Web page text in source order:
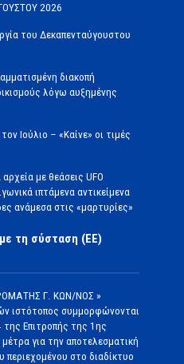
2026
του Δεκαπενταύγουστου
διακοπή
λόγω αυξημένης
Ιούλιο – «Καίνε» οι τιμές
με θεάσεις UFO
ιπτάμενα αντικείμενα
ανάμεσα στις «μαρτυρίες»
τη σύσταση (ΕΕ)
Γ. ΚΩΝ/ΝΟΣ »
ιστότοπος συμμορφώνονται
Επιτροπής της 1ης
για την αποτελεσματική
στο διαδίκτυο